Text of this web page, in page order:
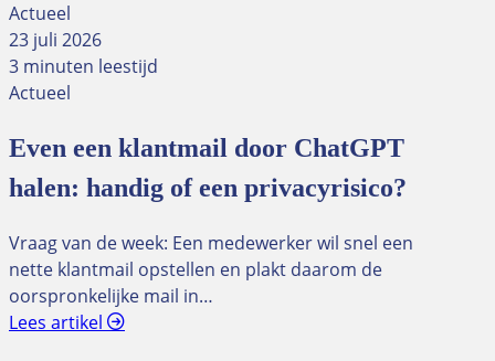
Actueel
23 juli 2026
3 minuten leestijd
Actueel
Even een klantmail door ChatGPT
halen: handig of een privacyrisico?
Vraag van de week: Een medewerker wil snel een
nette klantmail opstellen en plakt daarom de
oorspronkelijke mail in…
Lees artikel